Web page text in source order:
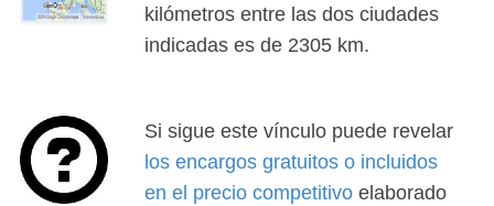
kilómetros entre las dos ciudades
indicadas es de 2305 km.
Si sigue este vínculo puede revelar
los encargos gratuitos o incluidos
en el precio competitivo elaborado